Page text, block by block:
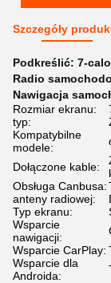
Szczegóły
Podkreślić: 7-
Radio
Nawigacja
Rozmiar ekranu:
typ:
Kompatybilne
modele:
Dołączone kable:
Obsługa Canbusa:
anteny radiowej:
Typ ekranu:
Wsparcie
nawigacji:
Wsparcie CarPlay:
Wsparcie dla
Androida: